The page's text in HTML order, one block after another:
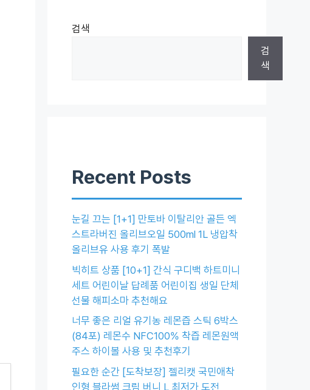
검색
검
색
Recent Posts
눈길 끄는 [1+1] 만토바 이탈리안 골든 엑
스트라버진 올리브오일 500ml 1L 냉압착
올리브유 사용 후기 폭발
빅히트 상품 [10+1] 간식 구디백 하트미니
세트 어린이날 답례품 어린이집 생일 단체
선물 해피소마 추천해요
너무 좋은 리얼 유기농 레몬즙 스틱 6박스
(84포) 레몬수 NFC100% 착즙 레몬원액
주스 하이볼 사용 및 추천후기
필요한 순간 [도착보장] 젤리캣 국민애착
인형 블라썸 크림 버니 L 최저가 도전